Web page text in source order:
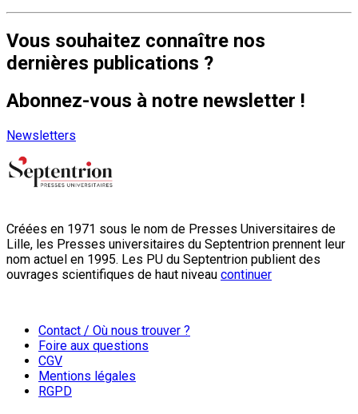
Vous souhaitez connaître nos
dernières publications ?
Abonnez-vous à notre newsletter !
Newsletters
Créées en 1971 sous le nom de Presses Universitaires de
Lille, les Presses universitaires du Septentrion prennent leur
nom actuel en 1995. Les PU du Septentrion publient des
ouvrages scientifiques de haut niveau continuer
Contact / Où nous trouver ?
Foire aux questions
CGV
Mentions légales
RGPD